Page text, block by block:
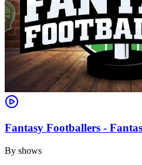
Fantasy Footballers -
By shows